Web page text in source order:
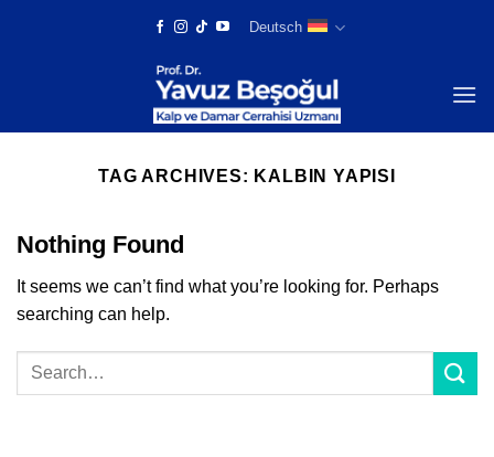
Deutsch
TAG ARCHIVES: KALBIN YAPISI
Nothing Found
It seems we can’t find what you’re looking for. Perhaps
searching can help.